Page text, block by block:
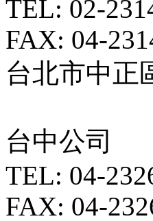
TEL: 02-
FAX: 04-
台北市中正
台中公司
TEL: 04-
FAX: 04-